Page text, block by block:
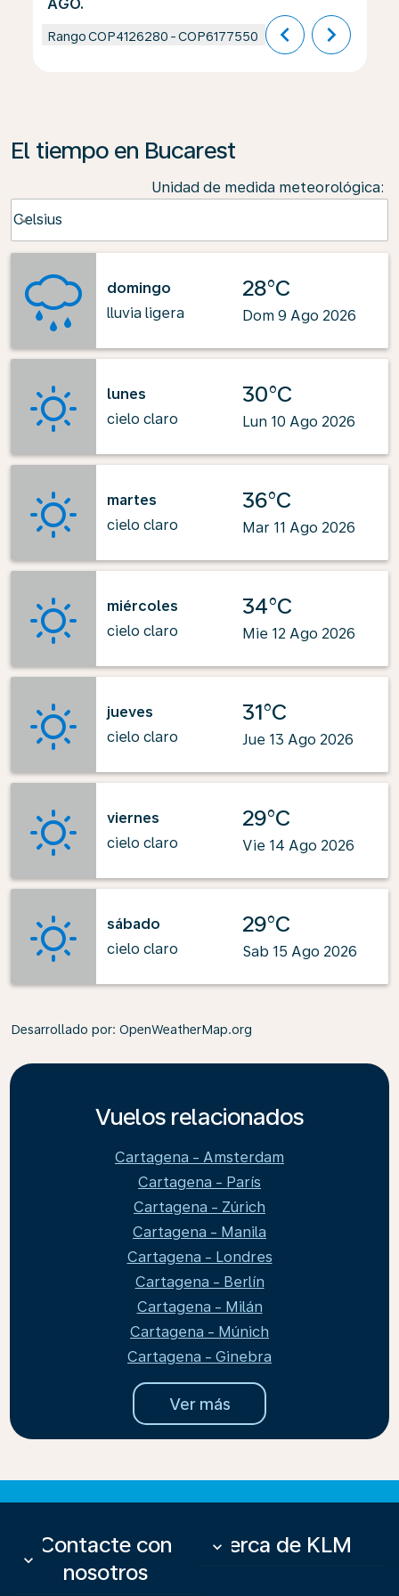
AGO.
RangoCOP4126280 -COP6177550 chevron_left chevron_right
El tiempo en Bucarest
Unidad de medida meteorológica:
Celsius
keyboard_arrow_down
domingo
lluvia ligera
28°C
Dom 9 Ago 2026
lunes
cielo claro
30°C
Lun 10 Ago 2026
martes
cielo claro
36°C
Mar 11 Ago 2026
miércoles
cielo claro
34°C
Mie 12 Ago 2026
jueves
cielo claro
31°C
Jue 13 Ago 2026
viernes
cielo claro
29°C
Vie 14 Ago 2026
sábado
cielo claro
29°C
Sab 15 Ago 2026
Desarrollado por: OpenWeatherMap.org
Vuelos relacionados
Cartagena - Amsterdam
Cartagena - París
Cartagena - Zúrich
Cartagena - Manila
Cartagena - Londres
Cartagena - Berlín
Cartagena - Milán
Cartagena - Múnich
Cartagena - Ginebra
Ver más
Contacte con
nosotros
keyboard_arrow_down
Acerca de KLM
keyboard_arrow_down